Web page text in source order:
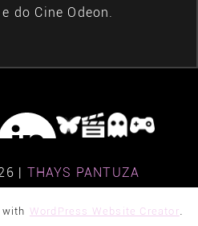
do Cine Odeon.
| THAYS PANTUZA
with WordPress Website Creator.